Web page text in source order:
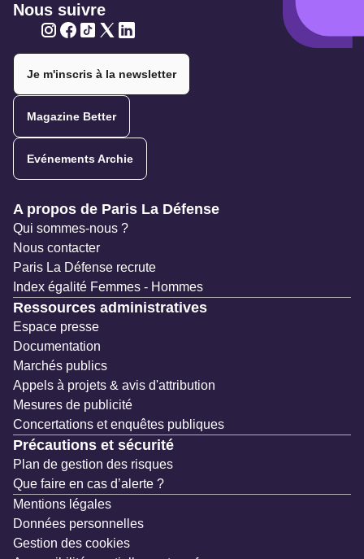
Nous suivre
Je m'inscris à la newsletter
Magazine Better
Evénements Archie
Navigation secondaire
A propos de Paris La Défense
Qui sommes-nous ?
Nous contacter
Paris La Défense recrute
Index égalité Femmes - Hommes
Ressources administratives
Espace presse
Documentation
Marchés publics
Appels à projets & avis d'attribution
Mesures de publicité
Concertations et enquêtes publiques
Précautions et sécurité
Plan de gestion des risques
Que faire en cas d’alerte ?
Mentions légales
Données personnelles
Gestion des cookies